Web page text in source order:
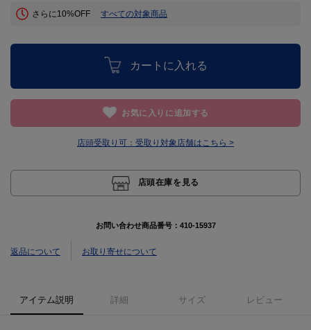
さらに10%OFF すべての対象商品
カートに入れる
お気に入りに追加する
店頭受取り可： 受取り対象店舗はこちら >
店頭在庫を見る
お問い合わせ商品番号： 410-15937
返品について お取り寄せについて
アイテム説明 詳細 サイズ レビュー